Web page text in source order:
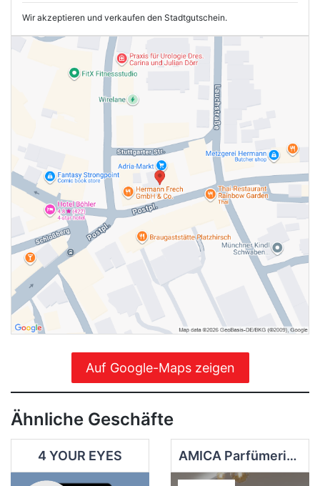
Wir akzeptieren und verkaufen den Stadtgutschein.
Auf Google-Maps zeigen
Ähnliche Geschäfte
4 YOUR EYES AMICA Parfümerie Bittel